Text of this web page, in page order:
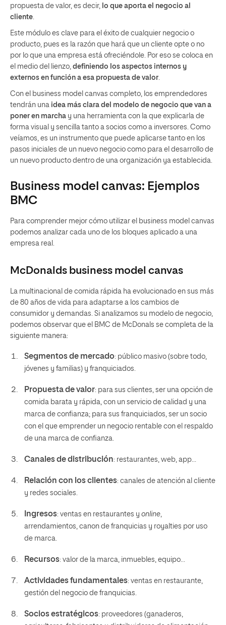
propuesta de valor, es decir, lo que aporta el negocio al
cliente.
Este módulo es clave para el éxito de cualquier negocio o
producto, pues es la razón que hará que un cliente opte o no
por lo que una empresa está ofreciéndole. Por eso se coloca en
el medio del lienzo, definiendo los aspectos internos y
externos en función a esa propuesta de valor.
Con el business model canvas completo, los emprendedores
tendrán una idea más clara del modelo de negocio que van a
poner en marcha y una herramienta con la que explicarla de
forma visual y sencilla tanto a socios como a inversores. Como
veíamos, es un instrumento que puede aplicarse tanto en los
pasos iniciales de un nuevo negocio como para el desarrollo de
un nuevo producto dentro de una organización ya establecida.
Business model canvas: Ejemplos
BMC
Para comprender mejor cómo utilizar el business model canvas
podemos analizar cada uno de los bloques aplicado a una
empresa real.
McDonalds business model canvas
La multinacional de comida rápida ha evolucionado en sus más
de 80 años de vida para adaptarse a los cambios de
consumidor y demandas. Si analizamos su modelo de negocio,
podemos observar que el BMC de McDonals se completa de la
siguiente manera:
Segmentos de mercado: público masivo (sobre todo,
jóvenes y familias) y franquiciados.
Propuesta de valor: para sus clientes, ser una opción de
comida barata y rápida, con un servicio de calidad y una
marca de confianza; para sus franquiciados, ser un socio
con el que emprender un negocio rentable con el respaldo
de una marca de confianza.
Canales de distribución: restaurantes, web, app…
Relación con los clientes: canales de atención al cliente
y redes sociales.
Ingresos: ventas en restaurantes y online,
arrendamientos, canon de franquicias y royalties por uso
de marca.
Recursos: valor de la marca, inmuebles, equipo…
Actividades fundamentales: ventas en restaurante,
gestión del negocio de franquicias.
Socios estratégicos: proveedores (ganaderos,